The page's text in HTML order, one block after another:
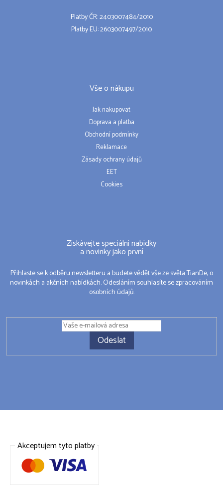
Platby ČR: 2403007484/2010
Platby EU: 2603007497/2010
Vše o nákupu
Jak nakupovat
Doprava a platba
Obchodní podmínky
Reklamace
Zásady ochrany údajů
EET
Cookies
Získávejte speciální nabídky
a novinky jako první
Přihlaste se k odběru newsletteru a budete vědět vše ze světa TianDe, o
novinkách a akčních nabídkách. Odesláním souhlasíte se zpracováním
osobních údajů.
Odeslat
Akceptujem tyto platby